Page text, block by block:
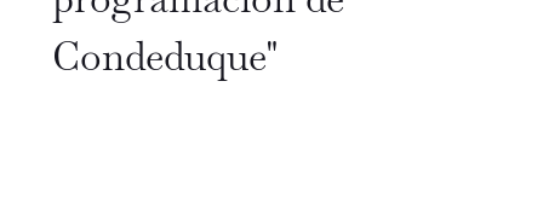
Condeduque"